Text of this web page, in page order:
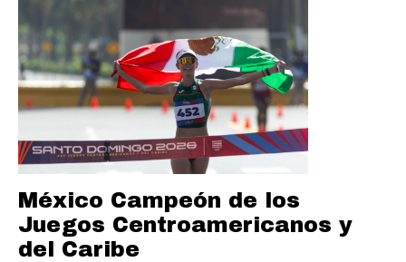
México Campeón de los
Juegos Centroamericanos y
del Caribe